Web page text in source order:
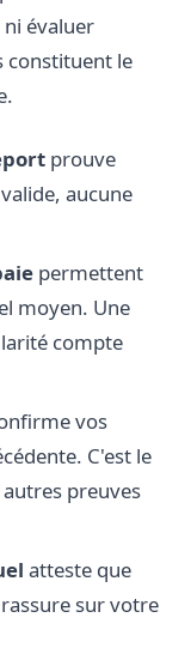
évaluer
constituent le
prouve
aucune
permettent
moyen. Une
compte
vos
C'est le
preuves
atteste que
sur votre